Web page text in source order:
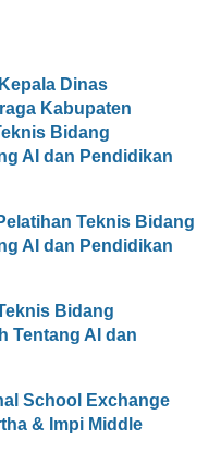
Dinas
Kabupaten
Bidang
AI dan Pendidikan
Teknis Bidang
AI dan Pendidikan
Bidang
Tentang AI dan
School Exchange
& Impi Middle